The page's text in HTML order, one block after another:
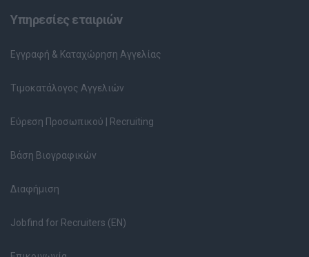
Υπηρεσίες εταιριών
Εγγραφή & Καταχώρηση Αγγελίας
Τιμοκατάλογος Αγγελιών
Εύρεση Προσωπικού | Recruiting
Βάση Βιογραφικών
Διαφήμιση
Jobfind for Recruiters (EN)